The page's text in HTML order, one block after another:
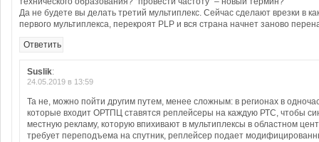
Да не будете вы делать третий мультиплекс. Сейчас сделают врезки в
первого мультиплекса, перекроят PLP и вся страна начнет заново
Ответить
Suslik:
24.05.2019 в 13:59
Та не, можно пойти другим путем, менее сложным: в регионах в
которые входит ОРТПЦ ставятся реплейсеры на каждую РТС, чтобы
местную рекламу, которую впихивают в мультиплексы в областном
требует переподъема на спутник, реплейсер подает